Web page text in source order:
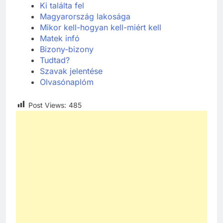
Ki találta fel
Magyarország lakosága
Mikor kell-hogyan kell-miért kell
Matek infó
Bizony-bizony
Tudtad?
Szavak jelentése
Olvasónaplóm
Post Views: 485